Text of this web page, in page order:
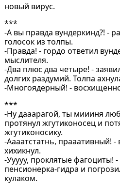
новый вирус.
***
-А вы правда вундеркинд?! -
голосок из толпы.
-Правда! - гордо ответил
мыслителя.
-Два плюс два четыре! -
долгих раздумий. Толпа
-Многоядерный! -
***
-Ну дааарагой, ты миииня
протянул жгутиконосец и
жгутиконосику.
-Аааатстатнь, прааативный! -
хихикнул.
-Ууууу, проклятые фагоциты!
пенсионерка-гидра и
кулаком.